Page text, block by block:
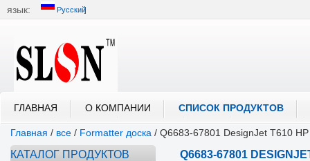
язык: Русский
ГЛАВНАЯ О КОМПАНИИ СПИСОК ПРОДУКТОВ
Главная / все / Formatter доска / Q6683-67801 DesignJet T610
КАТАЛОГ ПРОДУКТОВ Q6683-67801